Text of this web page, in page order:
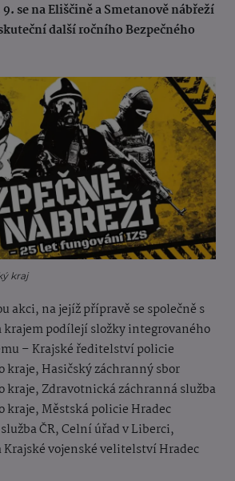
se na Eliščině a Smetanově nábřeží
další ročního Bezpečného
kraj
akci, na jejíž přípravě se společně s
krajem podílejí složky integrovaného
– Krajské ředitelství policie
kraje, Hasičský záchranný sbor
kraje, Zdravotnická záchranná služba
kraje, Městská policie Hradec
ČR, Celní úřad v Liberci,
Krajské vojenské velitelství Hradec